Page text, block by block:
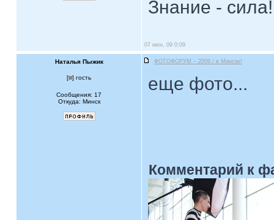
Знание - сила!
07 июн, 09 0:09
Наталья Пыжик ФОТОФОРУМ – 2009 / в Минске!
[ ] гость
Сообщения: 17
Откуда: Минск
еще фото...
Комментарий к